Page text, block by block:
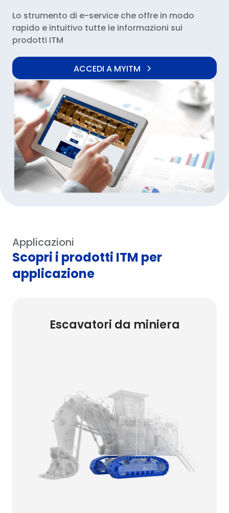
Lo strumento di e-service che offre in modo
rapido e intuitivo tutte le informazioni sui
prodotti ITM
ACCEDI A MYITM
Applicazioni
Scopri i prodotti ITM per
applicazione
Escavatori da miniera